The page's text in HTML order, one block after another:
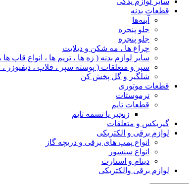
قطعات بدنه
آینه‌ها
جلو پنجره
جلو پنجره
چراغ‌ ها ، مه‌ شکن و دیلایت
سایر لوازم بدنه ( زه ها ، تریم ها ، انواع
سپر و متعلقات ( پوسته سپر ، فلاپ ، دیفیوزر
شلگیر و گل‌ پخش‌ کن
قطعات موتوری
ترموستات
قطعات تایم
زنجیر یا تسمه تایم
گیربکس و متعلقات
لوازم برقی و الکتریکی
انواع پمپ های برقی و دریچه گاز
انواع سنسور
دینام و استارت
لوازم برقی والکتریکی